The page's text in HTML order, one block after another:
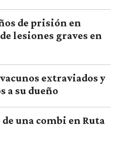
de prisión en
lesiones graves en
extraviados y
a su dueño
una combi en Ruta